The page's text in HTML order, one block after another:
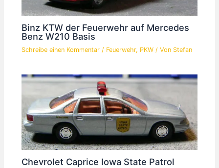
Binz KTW der Feuerwehr auf Mercedes
Benz W210 Basis
Schreibe einen Kommentar / Feuerwehr, PKW / Von Stefan
Chevrolet Caprice Iowa State Patrol